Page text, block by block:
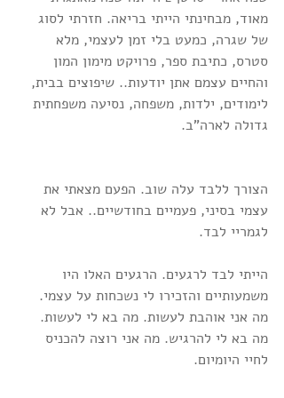
מאוד, מבחינתי הייתי בריאה. חזרתי לסוג
של שגרה, כמעט בלי זמן לעצמי, מלא
סטרס, כתיבת ספר, פרויקט מימון המון
והחיים עצמם אתן יודעות.. שיפוצים בבית,
לימודים, ילדות, משפחה, נסיעה משפחתית
גדולה לארה"ב.
הצורך ללבד עלה שוב. הפעם מצאתי את
עצמי בסיני, פעמיים בחודשיים.. אבל לא
לגמריי לבד.
הייתי לבד לרגעים. הרגעים האלו היו
משמעותיים והזכירו לי נשכחות על עצמי.
מה אני אוהבת לעשות. מה בא לי לעשות.
מה בא לי להרגיש. מה אני רוצה להכניס
לחיי היומיום.